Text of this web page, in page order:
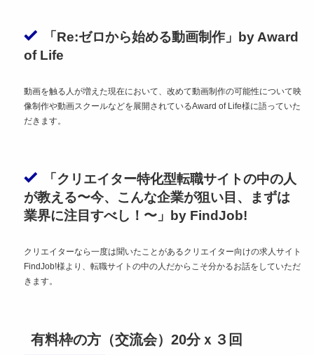
「Re:ゼロから始める動画制作」by Award
of Life
動画を触る人が増えた現在において、改めて動画制作の可能性について映
像制作や動画スクールなどを展開されているAward of Life様に語っていた
だきます。
「クリエイター特化型転職サイトの中の人
が教える〜今、こんな企業が狙い目、まずは
業界に注目すべし！〜」by FindJob!
クリエイターなら一度は聞いたことがあるクリエイター向けの求人サイト
FindJob!様より、転職サイトの中の人だからこそ分かるお話をしていただ
きます。
有料枠の方（交流会）20分ｘ３回